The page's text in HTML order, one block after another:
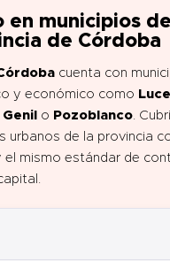
en municipios
de Córdoba
cuenta con
y económico como
o Pozoblanco.
urbanos de la provincia
el mismo estándar de